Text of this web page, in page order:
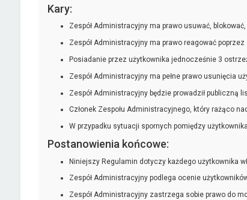
Kary:
Zespół Administracyjny ma prawo usuwać,
Zespół Administracyjny ma prawo reagować
Posiadanie przez użytkownika jednocześnie 3
Zespół Administracyjny ma pełne prawo usunięcia
Zespół Administracyjny będzie prowadził publiczną
Członek Zespołu Administracyjnego, który rażąco
W przypadku sytuacji spornych pomiędzy
Postanowienia końcowe:
Niniejszy Regulamin dotyczy każdego użytkownika
Zespół Administracyjny podlega ocenie
Zespół Administracyjny zastrzega sobie prawo do